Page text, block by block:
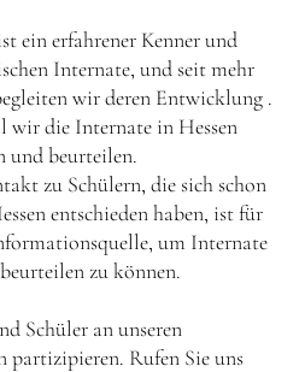
ein erfahrener Kenner und
Internate, und seit mehr
wir deren Entwicklung .
wir die Internate in Hessen
und beurteilen.
zu Schülern, die sich schon
entschieden haben, ist für
um Internate
zu können.
Schüler an unseren
partizipieren. Rufen Sie uns